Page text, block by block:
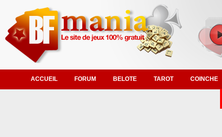
ACCUEIL FORUM BELOTE TAROT COINCHE